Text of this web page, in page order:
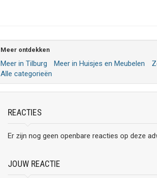
Meer ontdekken
Meer in Tilburg Meer in Huisjes en Meubelen
Alle categorieën
REACTIES
Er zijn nog geen openbare reacties op deze
JOUW REACTIE